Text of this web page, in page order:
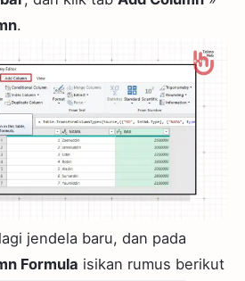
.
jendela baru, dan pada
Formula isikan rumus berikut